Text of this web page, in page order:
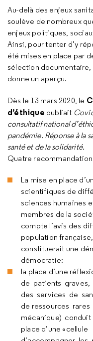
Au-delà des enjeux
soulève de nombreux
enjeux politiques,
Ainsi, pour tenter d’y
été mises en place par
sélection documentaire,
donne un aperçu.
Dès le 13 mars 2020, le
d’éthique publiait
consultatif national
pandémie. Réponse à la
santé et de la solidarité.
Quatre
La mise en place
scientifiques de
sciences humaines
membres de la
compte l’avis des
population
constituerait une
démocratie;
la place d’une
de patients graves,
des services de
de ressources
mécanique)
place d’une